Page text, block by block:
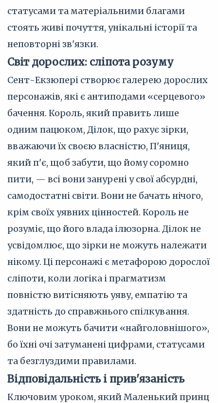
статусами та матеріальними благами
стоять живі почуття, унікальні історії та
неповторні зв'язки.
Світ дорослих: сліпота розуму
Сент-Екзюпері створює галерею дорослих
персонажів, які є антиподами «серцевого»
бачення. Король, який править лише
одним пацюком, Ділок, що рахує зірки,
вважаючи їх своєю власністю, П'яниця,
який п'є, щоб забути, що йому соромно
пити, — всі вони занурені у свої абсурдні,
самодостатні світи. Вони не бачать нічого,
крім своїх уявних цінностей. Король не
розуміє, що його влада ілюзорна. Ділок не
усвідомлює, що зірки не можуть належати
нікому. Ці персонажі є метафорою дорослої
сліпоти, коли логіка і прагматизм
повністю витісняють уяву, емпатію та
здатність до справжнього спілкування.
Вони не можуть бачити «найголовнішого»,
бо їхні очі затуманені цифрами, статусами
та безглуздими правилами.
Відповідальність і прив'язаність
Ключовим уроком, який Маленький принц